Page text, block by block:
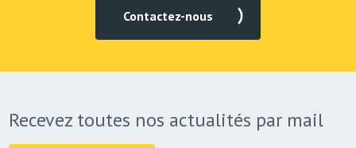
Contactez-nous
Recevez toutes nos actualités par mail